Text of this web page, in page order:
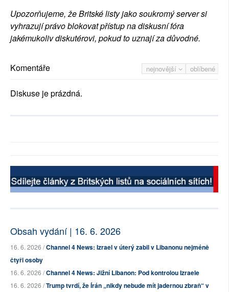
Upozorňujeme, že Britské listy jako soukromý server si
vyhrazují právo blokovat přístup na diskusní fóra
jakémukoliv diskutérovi, pokud to uznají za důvodné.
nejnovější oblíbené
Komentáře
Diskuse je prázdná.
Obsah vydání | 16. 6. 2026
16. 6. 2026 /Channel 4 News: Izrael v úterý zabil v Libanonu nejméně
čtyři osoby
16. 6. 2026 /Channel 4 News: Jižní Libanon: Pod kontrolou Izraele
16. 6. 2026 /Trump tvrdí, že Írán „nikdy nebude mít jadernou zbraň“ v